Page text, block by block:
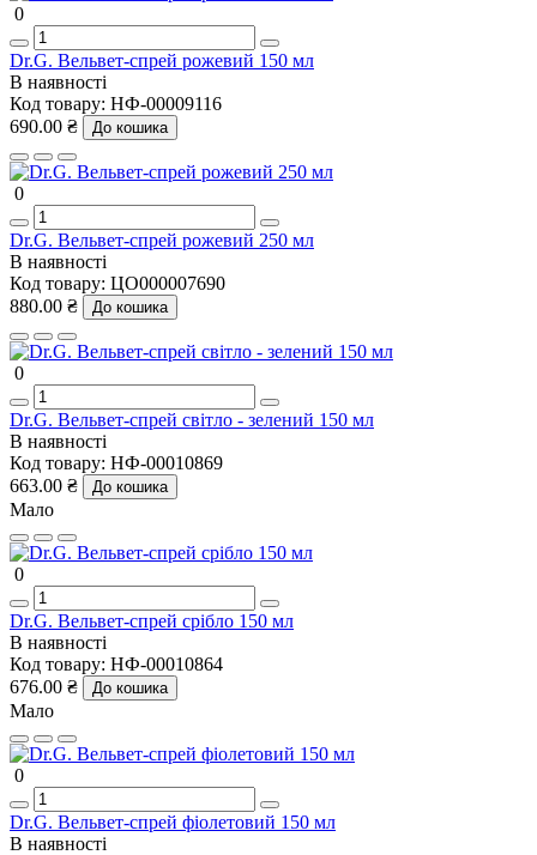
0
Dr.G. Вельвет-спрей рожевий 150 мл
В наявності
Код товару: НФ-00009116
690.00 ₴
До кошика
0
Dr.G. Вельвет-спрей рожевий 250 мл
В наявності
Код товару: ЦО000007690
880.00 ₴
До кошика
0
Dr.G. Вельвет-спрей світло - зелений 150 мл
В наявності
Код товару: НФ-00010869
663.00 ₴
До кошика
Мало
0
Dr.G. Вельвет-спрей срібло 150 мл
В наявності
Код товару: НФ-00010864
676.00 ₴
До кошика
Мало
0
Dr.G. Вельвет-спрей фіолетовий 150 мл
В наявності